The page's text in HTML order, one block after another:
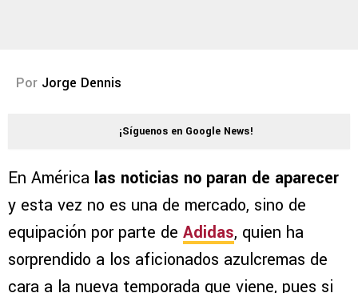
Por Jorge Dennis
¡Síguenos en Google News!
En América las noticias no paran de aparecer
y esta vez no es una de mercado, sino de
equipación por parte de Adidas, quien ha
sorprendido a los aficionados azulcremas de
cara a la nueva temporada que viene, pues si